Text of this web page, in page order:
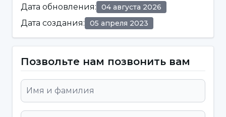
специальные методы лечения для детей.
Детская стоматология - это не только область
лечения; она также важна для
ортодонтических проблем и формирования
привычек, поддерживающих здоровье
зубов.
Дата обновления: 04 августа 2026
Дата создания: 05 апреля 2023
Позвольте нам позвонить вам